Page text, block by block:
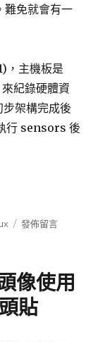
complie)
置〉
難免就會有一
，主機板是
紀錄硬體資
架構完成後
行 sensors 後
在
7
無
法
發佈留言
像使用
貼